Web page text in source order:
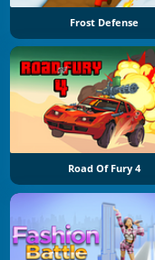
Frost Defense
Road Of Fury 4